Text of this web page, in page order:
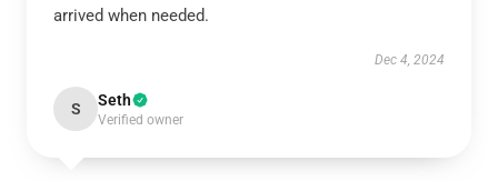
arrived when needed.
Dec 4, 2024
S Seth
Verified owner